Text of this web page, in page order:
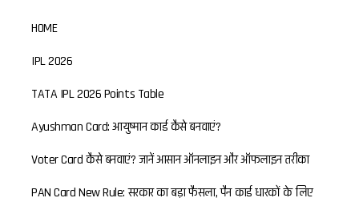
HOME
IPL 2026
TATA IPL 2026 Points Table
Ayushman Card: आयुष्मान कार्ड कैसे बनवाएं?
Voter Card कैसे बनवाएं? जानें आसान ऑनलाइन और ऑफलाइन तरीका
PAN Card New Rule: सरकार का बड़ा फैसला, पैन कार्ड धारकों के लिए